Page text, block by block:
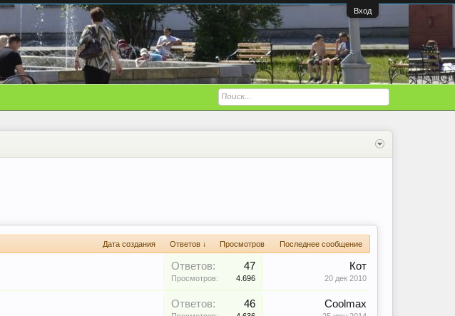
Вход
Дата создания Ответов ↓ Просмотров Последнее сообщение
Ответов: 47
Просмотров: 4.696
Кот
20 дек 2010
Ответов: 46 Coolmax